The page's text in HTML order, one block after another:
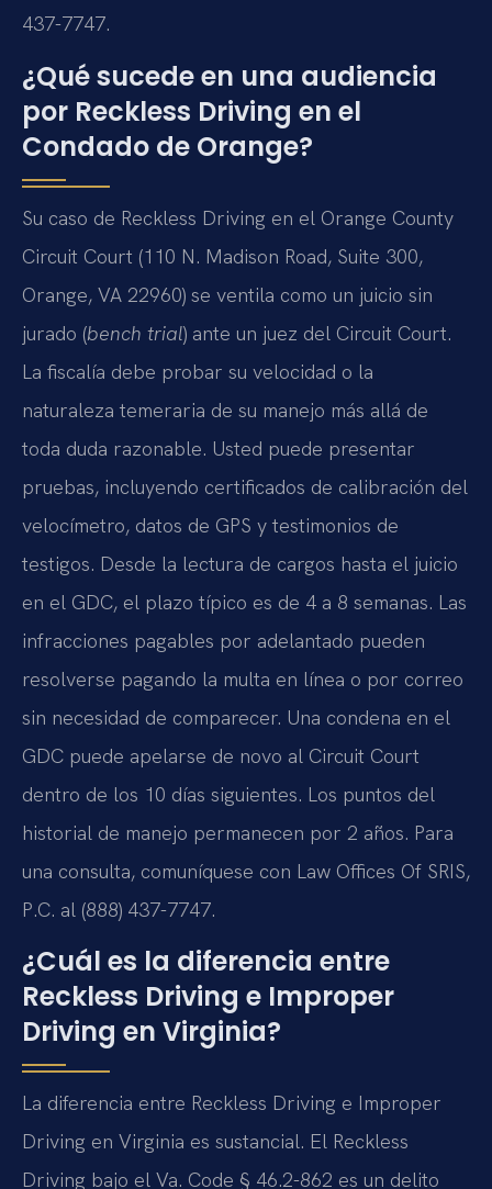
437-7747.
¿Qué sucede en una audiencia
por Reckless Driving en el
Condado de Orange?
Su caso de Reckless Driving en el Orange County
Circuit Court (110 N. Madison Road, Suite 300,
Orange, VA 22960) se ventila como un juicio sin
jurado (bench trial) ante un juez del Circuit Court.
La fiscalía debe probar su velocidad o la
naturaleza temeraria de su manejo más allá de
toda duda razonable. Usted puede presentar
pruebas, incluyendo certificados de calibración del
velocímetro, datos de GPS y testimonios de
testigos. Desde la lectura de cargos hasta el juicio
en el GDC, el plazo típico es de 4 a 8 semanas. Las
infracciones pagables por adelantado pueden
resolverse pagando la multa en línea o por correo
sin necesidad de comparecer. Una condena en el
GDC puede apelarse de novo al Circuit Court
dentro de los 10 días siguientes. Los puntos del
historial de manejo permanecen por 2 años. Para
una consulta, comuníquese con Law Offices Of SRIS,
P.C. al (888) 437-7747.
¿Cuál es la diferencia entre
Reckless Driving e Improper
Driving en Virginia?
La diferencia entre Reckless Driving e Improper
Driving en Virginia es sustancial. El Reckless
Driving bajo el Va. Code § 46.2-862 es un delito